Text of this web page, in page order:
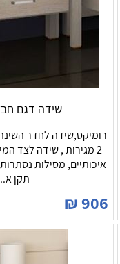
שידה דגם
רומיקס,שידה לחדר
2 מגירות , שידה לצד
איכותיים, מסילות
תקן
906
₪